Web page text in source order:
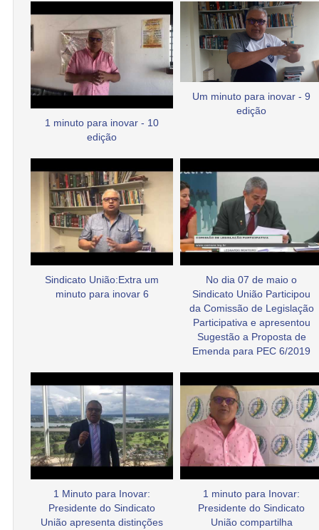
1 minuto para inovar - 10
edição
Um minuto para inovar - 9
edição
Sindicato União:Extra um
minuto para inovar 6
No dia 07 de maio o
Sindicato União Participou
da Comissão de Legislação
Participativa e apresentou
Sugestão a Proposta de
Emenda para PEC 6/2019
1 Minuto para Inovar:
Presidente do Sindicato
União apresenta distinções
1 minuto para Inovar:
Presidente do Sindicato
União compartilha